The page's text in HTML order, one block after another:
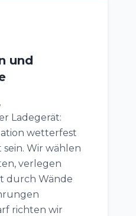
und
Ladegerät:
wetterfest
Wir wählen
verlegen
durch Wände
richten wir